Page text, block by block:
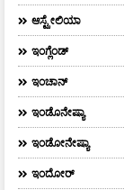
ಆಸ್ಟ್ರೇಲಿಯಾ
ಇಂಗ್ಲೆಂಡ್
ಇಂಚಾನ್
ಇಂಡೊನೇಷ್ಯಾ
ಇಂಡೋನೇಷ್ಯಾ
ಇಂದೋರ್